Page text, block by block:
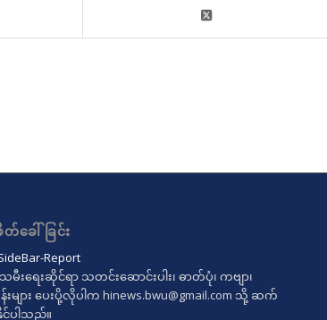
ခေါ်ခြင်း
မီးရေးဆိုင်ရာ သတင်းဆောင်းပါး၊ ဓာတ်ပုံ၊ ကဗျာ၊
များ ပေးပို့လိုပါက hinews.bwu@gmail.com သို့ ဆက်
ပါသည်။